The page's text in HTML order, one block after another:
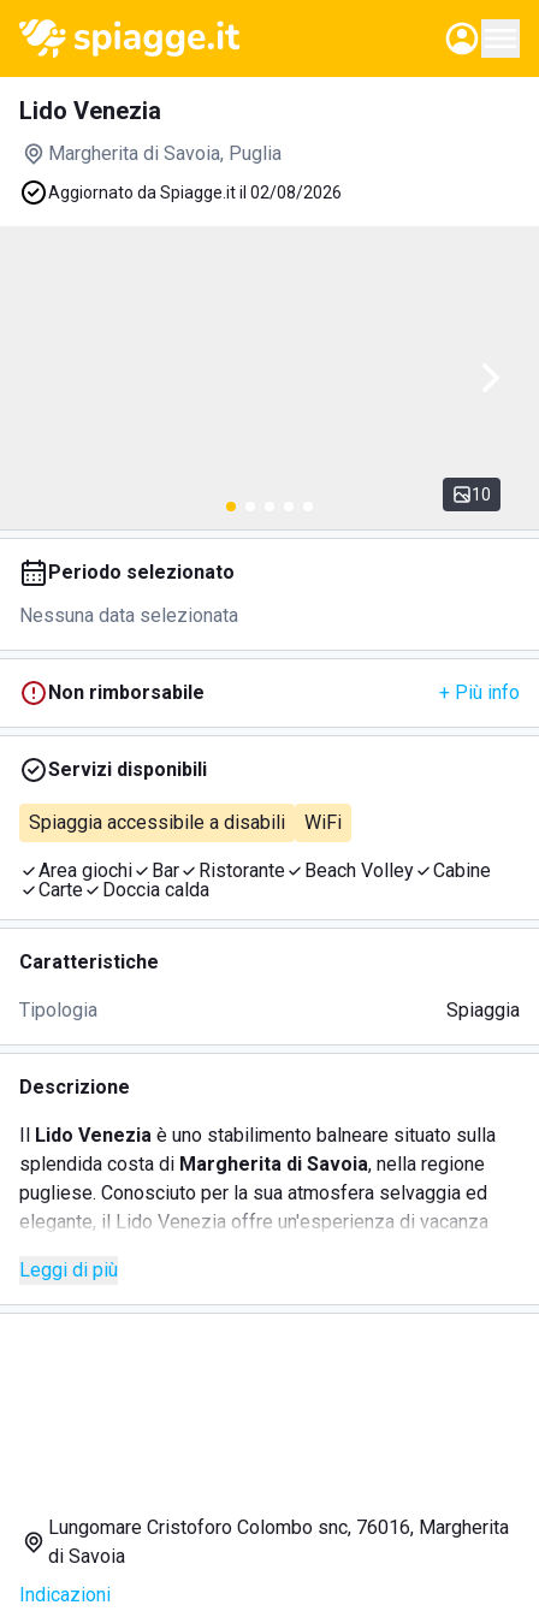
Lido Venezia
Margherita di Savoia, Puglia
Aggiornato da Spiagge.it il 02/08/2026
10
Periodo selezionato
Nessuna data selezionata
Non rimborsabile + Più info
Servizi disponibili
Spiaggia accessibile a disabili WiFi
Area giochi Bar Ristorante Beach Volley
Cabine
Carte
Doccia calda
Caratteristiche
Tipologia Spiaggia
Descrizione
Il Lido Venezia è uno stabilimento balneare situato sulla
splendida costa di Margherita di Savoia, nella regione
pugliese. Conosciuto per la sua atmosfera selvaggia ed
elegante, il Lido Venezia offre un'esperienza di vacanza
bandiera blu
pulizia. Qui i visitatori possono beneficiare di docce e
Docce pulite con acqua calda
Servizi igienici ben mantenuti
Leggi di più
Lungomare Cristoforo Colombo snc, 76016, Margherita
di Savoia
Indicazioni